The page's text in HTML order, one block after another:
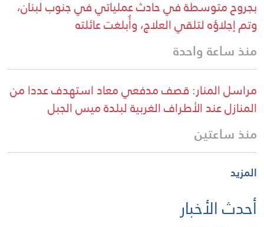
بجروح متوسطة في حادث عملياتي في جنوب لبنان،
وتم إجلاؤه لتلقي العلاج، وأُبلغت عائلته
منذ ساعة واحدة
مراسل المنار: قصف مدفعي معاد استهدف عددا من
المنازل عند الأطراف الغربية لبلدة ميس الجبل
منذ ساعتين
المزيد
أحدث الأخبار